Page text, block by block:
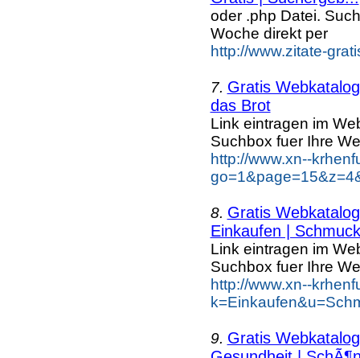
oder .php Datei.
Woche direkt per
http://www.zitate-
7. Gratis
das Brot
Link eintragen im
Suchbox fuer Ihre
http://www.xn--
8. Gratis
Einkaufen | Schmuck
Link eintragen im
Suchbox fuer Ihre
http://www.xn--
9. Gratis